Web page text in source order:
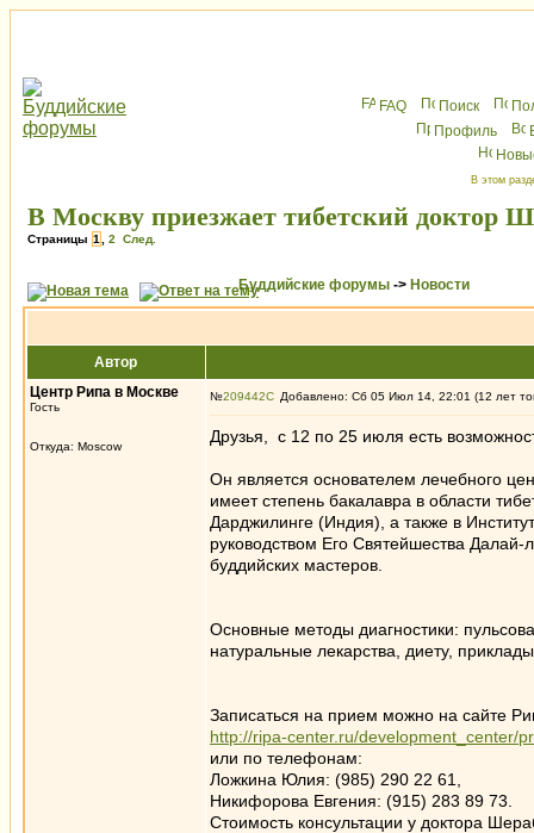
FAQ Поиск
Профиль
В этом
В Москву приезжает тибетский доктор
Страницы 1 2 След.
Буддийские форумы -> Новости
Автор
Центр Рипа в Москве
Гость
Откуда: Moscow
№209442 Добавлено: Сб 05 Июл 14, 22:01 (12 лет
Друзья, с 12 по 25 июля есть
Он является основателем лечебного
имеет степень бакалавра в области
Дарджилинге (Индия), а также в
руководством Его Святейшества
буддийских мастеров.
Основные методы диагностики:
натуральные лекарства, диету,
Записаться на прием можно на сайте
http://ripa-center.ru/development_center/
или по телефонам:
Ложкина Юлия: (985) 290 22 61,
Никифорова Евгения: (915) 283 89 73.
Стоимость консультации у доктора